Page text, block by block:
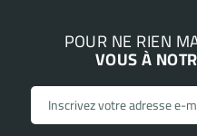
POUR NE RIEN
VOUS À